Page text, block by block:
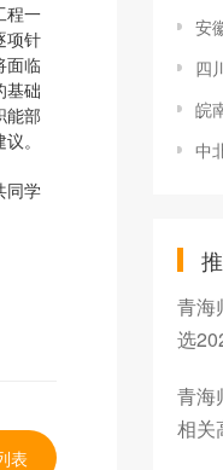
程一
项针
面临
基础
能部
。
同学
表
安徽
四川
皖南
中北
青海
选
青海
相关